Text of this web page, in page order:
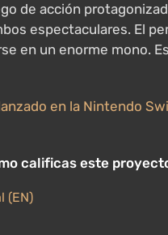
de acción
espectaculares. El
en un enorme mono.
en la Nintendo
calificas este
(EN)